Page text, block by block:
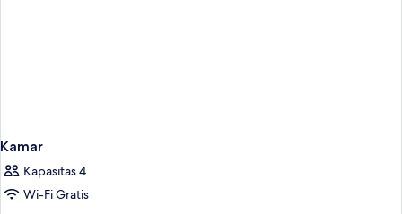
Kamar
Kapasitas 4
Wi-Fi Gratis